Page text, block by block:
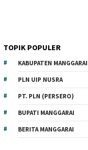
TOPIK POPULER
KABUPATEN MANGGARAI
PLN UIP NUSRA
PT. PLN (PERSERO)
BUPATI MANGGARAI
BERITA MANGGARAI